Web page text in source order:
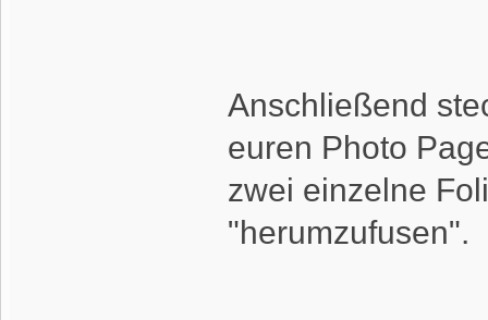
Anschließend
euren Photo
zwei einzelne
"herumzufusen".